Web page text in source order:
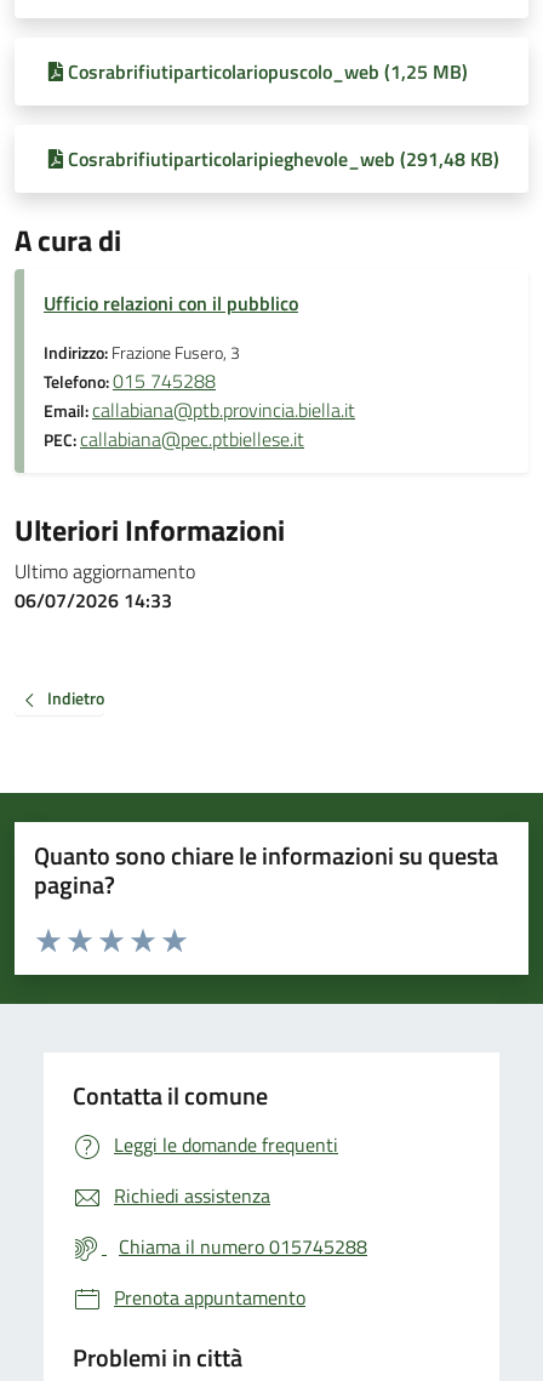
Cosrabrifiutiparticolariopuscolo_web (1,25 MB)
Cosrabrifiutiparticolaripieghevole_web (291,48 KB)
A cura di
Ufficio relazioni con il pubblico
Indirizzo:Frazione Fusero, 3
Telefono:015 745288
Email:callabiana@ptb.provincia.biella.it
PEC:callabiana@pec.ptbiellese.it
Ulteriori Informazioni
Ultimo aggiornamento
06/07/2026 14:33
Indietro
Quanto sono chiare le informazioni su questa
pagina?
Valuta da 1 a 5 stelle la pagina
Valuta 5 stelle su 5
Valuta 4 stelle su 5
Valuta 3 stelle su 5
Valuta 2 stelle su 5
Valuta 1 stelle su 5
Contatta il comune
Leggi le domande frequenti
Richiedi assistenza
Chiama il numero 015745288
Prenota appuntamento
Problemi in città